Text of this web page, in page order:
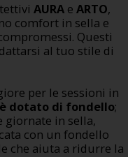
AURAe ARTO,
comfort in sella e
Questi
al tuo stile di
per le sessioni in
è dotato di fondello;
giornate in sella,
con un fondello
che aiuta a ridurre la